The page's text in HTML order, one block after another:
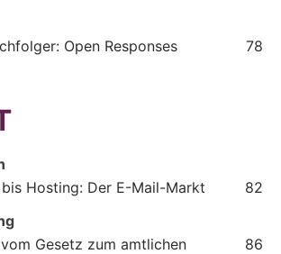
Open Responses
78
Hosting: Der E-Mail-Markt
82
Gesetz zum amtlichen
86